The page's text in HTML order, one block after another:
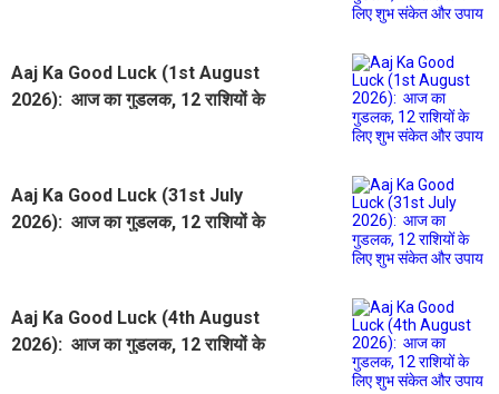
Aaj Ka Good Luck (1st August
2026): आज का गुडलक, 12 राशियों के
Aaj Ka Good Luck (31st July
2026): आज का गुडलक, 12 राशियों के
Aaj Ka Good Luck (4th August
2026): आज का गुडलक, 12 राशियों के